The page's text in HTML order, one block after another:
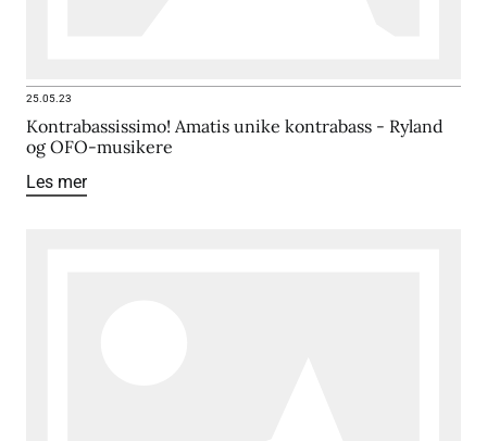
25.05.23
Kontrabassissimo! Amatis unike kontrabass - Ryland
og OFO-musikere
Les mer